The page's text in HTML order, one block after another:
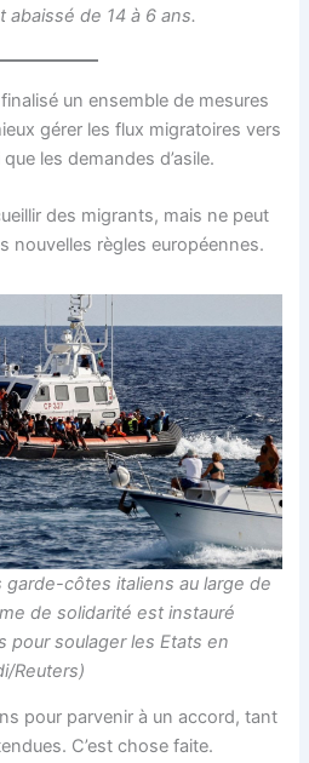
de 14 à 6 ans.
un ensemble de mesures
gérer les flux migratoires vers
les demandes d’asile.
des migrants, mais ne peut
nouvelles règles européennes.
garde-côtes italiens au large de
de solidarité est instauré
pour soulager les Etats en
Reuters)
pour parvenir à un accord, tant
C’est chose faite.